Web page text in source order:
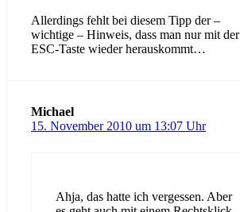
Allerdings fehlt bei diesem Tipp der –
wichtige – Hinweis, dass man nur mit der
ESC-Taste wieder herauskommt…
Michael
15. November 2010 um 13:07 Uhr
Ahja, das hatte ich vergessen. Aber